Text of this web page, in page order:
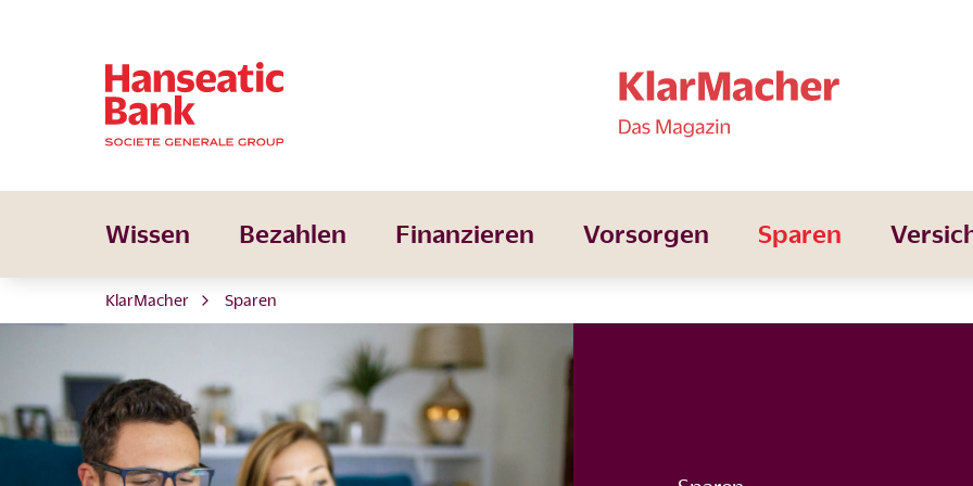
Wissen Bezahlen Finanzieren Vorsorgen Sparen
KlarMacher Sparen